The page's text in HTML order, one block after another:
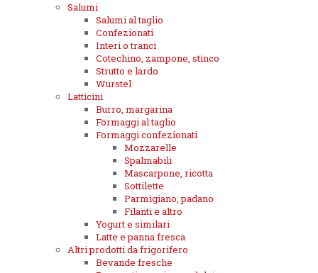
Salumi
Salumi al taglio
Confezionati
Interi o tranci
Cotechino, zampone, stinco
Strutto e lardo
Wurstel
Latticini
Burro, margarina
Formaggi al taglio
Formaggi confezionati
Mozzarelle
Spalmabili
Mascarpone, ricotta
Sottilette
Parmigiano, padano
Filanti e altro
Yogurt e similari
Latte e panna fresca
Altri prodotti da frigorifero
Bevande fresche